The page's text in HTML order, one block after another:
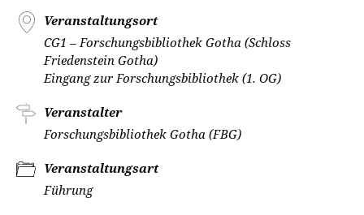
Veranstaltungsort
CG1 – Forschungsbibliothek Gotha (Schloss
Friedenstein Gotha)
Eingang zur Forschungsbibliothek (1. OG)
Veranstalter
Forschungsbibliothek Gotha (FBG)
Veranstaltungsart
Führung